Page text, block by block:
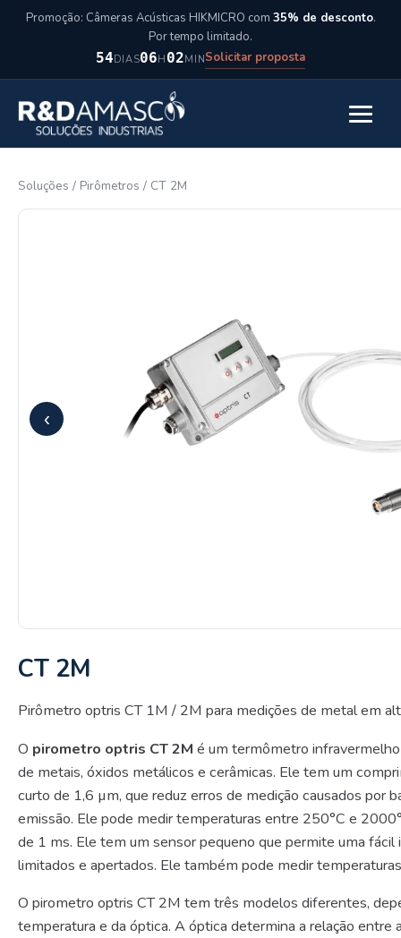
Pular para o conteúdo
Promoção: Câmeras Acústicas HIKMICRO com 35% de desconto.
Por tempo limitado.
54DIAS06H 02MINSolicitar proposta
Abrir
Soluções / Pirômetros / CT 2M
‹
CT 2M
Pirômetro optris CT 1M / 2M para medições de metal em
O pirometro optris CT 2M é um termômetro
de metais, óxidos metálicos e cerâmicas. Ele tem um
curto de 1,6 µm, que reduz erros de medição causados por
emissão. Ele pode medir temperaturas entre 250°C e
de 1 ms. Ele tem um sensor pequeno que permite uma fácil
limitados e apertados. Ele também pode medir
O pirometro optris CT 2M tem três modelos diferentes,
temperatura e da óptica. A óptica determina a relação entre